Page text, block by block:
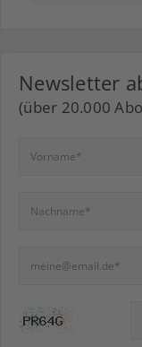
Newsletter
(über 20.000